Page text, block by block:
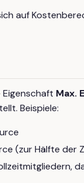
auf
Max.
Beispiele:
(zur Hälfte der